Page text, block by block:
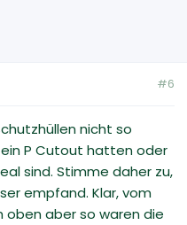
#6
nicht so
P Cutout hatten oder
sind. Stimme daher zu,
empfand. Klar, vom
oben aber so waren die